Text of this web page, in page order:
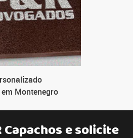
Montenegro
Capachose solicite